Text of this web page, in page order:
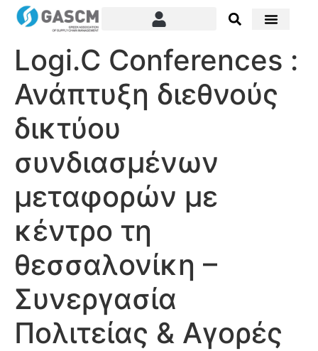
Logi.C Conferences :
Ανάπτυξη διεθνούς
δικτύου
συνδιασμένων
μεταφορών με
κέντρο τη
θεσσαλονίκη –
Συνεργασία
Πολιτείας & Αγορές